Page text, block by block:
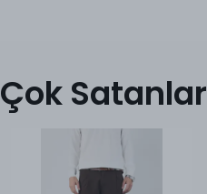
Çok Satanlar